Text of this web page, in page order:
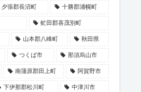
夕張郡長沼町 十勝郡浦幌町
虻田郡喜茂別町
山本郡八峰町 秋田県
つくば市 那須烏山市
南蒲原郡田上町 阿賀野市
下伊那郡松川町 中津川市